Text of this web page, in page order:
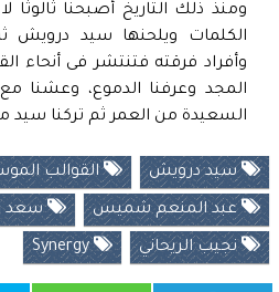
ومنذ ذلك التاريخ أصبحنا ثالوثًا
الكلمات ويلحنها سيد درويش
وأفراد فرقته فتنتشر فى أنحاء
المجد وعرفنا الدموع، وعشنا
السعيدة من العمر ثم تركنا سيد
سيد درويش القوالب
عبد المنعم شميس سعد
نجيب الريحاني Synergy